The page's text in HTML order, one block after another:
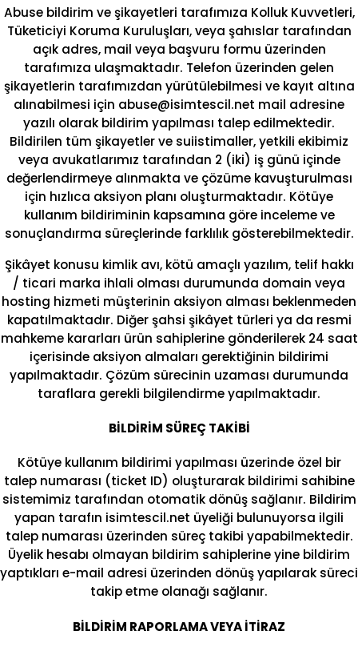
Abuse bildirim ve şikayetleri tarafımıza Kolluk Kuvvetleri,
Tüketiciyi Koruma Kuruluşları, veya şahıslar tarafından
açık adres, mail veya başvuru formu üzerinden
tarafımıza ulaşmaktadır. Telefon üzerinden gelen
şikayetlerin tarafımızdan yürütülebilmesi ve kayıt altına
alınabilmesi için abuse@isimtescil.net mail adresine
yazılı olarak bildirim yapılması talep edilmektedir.
Bildirilen tüm şikayetler ve suiistimaller, yetkili ekibimiz
veya avukatlarımız tarafından 2 (iki) iş günü içinde
değerlendirmeye alınmakta ve çözüme kavuşturulması
için hızlıca aksiyon planı oluşturmaktadır. Kötüye
kullanım bildiriminin kapsamına göre inceleme ve
sonuçlandırma süreçlerinde farklılık gösterebilmektedir.
Şikâyet konusu kimlik avı, kötü amaçlı yazılım, telif hakkı
/ ticari marka ihlali olması durumunda domain veya
hosting hizmeti müşterinin aksiyon alması beklenmeden
kapatılmaktadır. Diğer şahsi şikâyet türleri ya da resmi
mahkeme kararları ürün sahiplerine gönderilerek 24 saat
içerisinde aksiyon almaları gerektiğinin bildirimi
yapılmaktadır. Çözüm sürecinin uzaması durumunda
taraflara gerekli bilgilendirme yapılmaktadır.
BİLDİRİM SÜREÇ TAKİBİ
Kötüye kullanım bildirimi yapılması üzerinde özel bir
talep numarası (ticket ID) oluşturarak bildirimi sahibine
sistemimiz tarafından otomatik dönüş sağlanır. Bildirim
yapan tarafın isimtescil.net üyeliği bulunuyorsa ilgili
talep numarası üzerinden süreç takibi yapabilmektedir.
Üyelik hesabı olmayan bildirim sahiplerine yine bildirim
yaptıkları e-mail adresi üzerinden dönüş yapılarak süreci
takip etme olanağı sağlanır.
BİLDİRİM RAPORLAMA VEYA İTİRAZ